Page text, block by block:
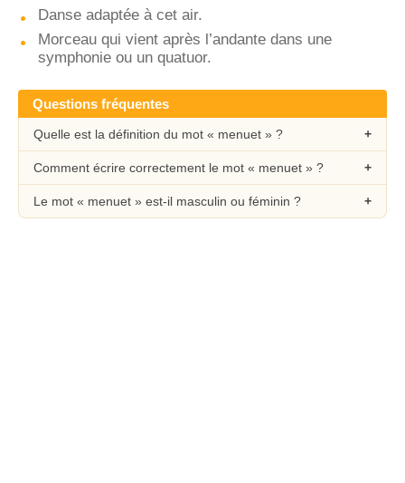
Danse adaptée à cet air.
Morceau qui vient après l’andante dans une
symphonie ou un quatuor.
Questions fréquentes
Quelle est la définition du mot « menuet » ?
Comment écrire correctement le mot « menuet » ?
Le mot « menuet » est-il masculin ou féminin ?